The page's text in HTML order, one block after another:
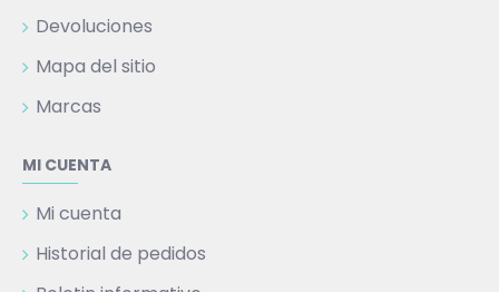
Devoluciones
Mapa del sitio
Marcas
MI CUENTA
Mi cuenta
Historial de pedidos